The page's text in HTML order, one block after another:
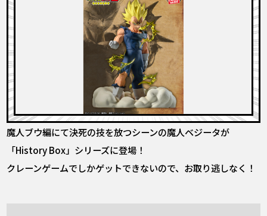
魔人ブウ編にて決死の技を放つシーンの魔人ベジータが
「History Box」シリーズに登場！
クレーンゲームでしかゲットできないので、お取り逃しなく！